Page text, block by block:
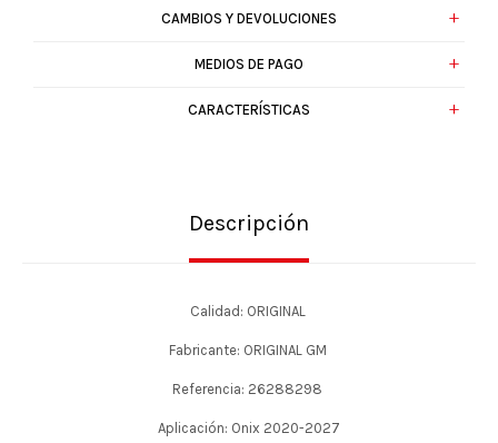
CAMBIOS Y DEVOLUCIONES
MEDIOS DE PAGO
CARACTERÍSTICAS
Descripción
Calidad: ORIGINAL
Fabricante: ORIGINAL GM
Referencia: 26288298
Aplicación: Onix 2020-2027